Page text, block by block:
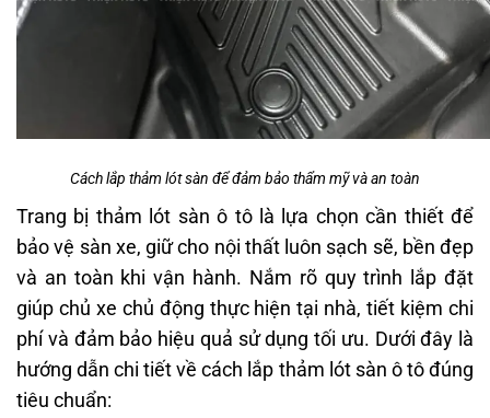
Cách lắp thảm lót sàn để đảm bảo thẩm mỹ và an toàn
Trang bị thảm lót sàn ô tô là lựa chọn cần thiết để
bảo vệ sàn xe, giữ cho nội thất luôn sạch sẽ, bền đẹp
và an toàn khi vận hành. Nắm rõ quy trình lắp đặt
giúp chủ xe chủ động thực hiện tại nhà, tiết kiệm chi
phí và đảm bảo hiệu quả sử dụng tối ưu. Dưới đây là
hướng dẫn chi tiết về cách lắp thảm lót sàn ô tô đúng
tiêu chuẩn: